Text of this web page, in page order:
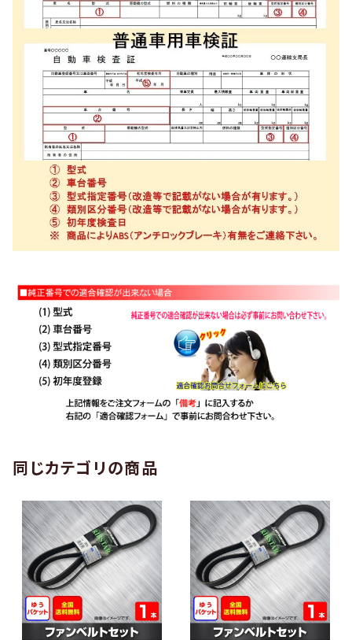
同じカテゴリの商品